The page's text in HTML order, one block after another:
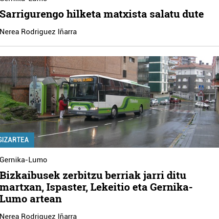
hilketa matxista salatu dute
Rodriguez Iñarra
Lumo
zerbitzu berriak jarri ditu
Ispaster, Lekeitio eta Gernika-
artean
Rodriguez Iñarra